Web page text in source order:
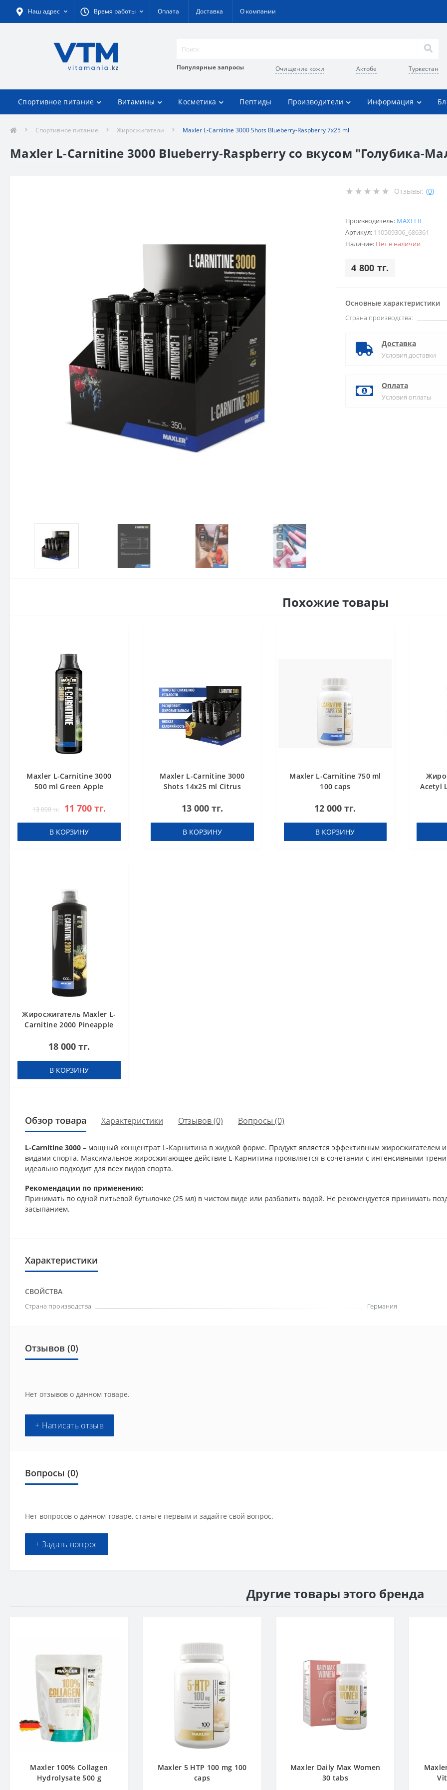
Наш адрес Время работы Оплата Доставка О компании
Популярные запросы Очищение кожи Актобе Туркестан
Спортивное питание Витамины Косметика Пептиды Производители Информация
Спортивное питание Жиросжигатели Maxler L-Carnitine 3000 Shots Blueberry-Raspberry 7x25 ml
Maxler L-Carnitine 3000 Blueberry-Raspberry со вкусом "Голубика-
Отзывы: (0)
Производитель: MAXLER
Артикул: 110509306_686361
Наличие: Нет в наличии
4 800 тг.
Основные характеристики
Страна производства:
Доставка
Условия доставки
Оплата
Условия оплаты
Похожие товары
Maxler L-Carnitine 3000
500 ml Green Apple
13 000 тг. 11 700 тг.
В КОРЗИНУ
Maxler L-Carnitine 3000
Shots 14x25 ml Citrus
13 000 тг.
В КОРЗИНУ
Maxler L-Carnitine 750 ml
100 caps
12 000 тг.
В КОРЗИНУ
Acetyl
Жиросжигатель Maxler L-
Carnitine 2000 Pineapple
18 000 тг.
В КОРЗИНУ
Обзор товара Характеристики Отзывов (0) Вопросы (0)
L-Carnitine 3000 – мощный концентрат L-Карнитина в жидкой форме. Продукт является эффективным жиросжигателем
видами спорта. Максимальное жиросжигающее действие L-Карнитина проявляется в сочетании с интенсивными
идеально подходит для всех видов спорта.
Рекомендации по применению:
Принимать по одной питьевой бутылочке (25 мл) в чистом виде или разбавить водой. Не рекомендуется принимать
засыпанием.
Характеристики
СВОЙСТВА
Страна производства Германия
Отзывов (0)
Нет отзывов о данном товаре.
+ Написать отзыв
Вопросы (0)
Нет вопросов о данном товаре, станьте первым и задайте свой вопрос.
+ Задать вопрос
Другие товары этого бренда
Maxler 100% Collagen
Hydrolysate 500 g
Maxler 5 HTP 100 mg 100
caps
Maxler Daily Max Women
30 tabs